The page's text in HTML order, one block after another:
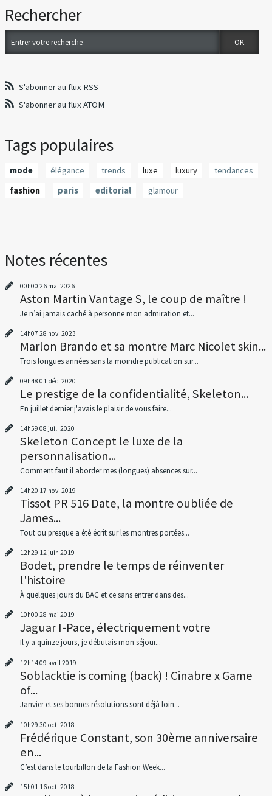
Rechercher
S'abonner au flux RSS
S'abonner au flux ATOM
Tags populaires
mode élégance trends luxe luxury
tendances
fashion
paris editorial glamour
Notes récentes
00h00 26 mai 2026
Aston Martin Vantage S, le coup de maître !
Je n’ai jamais caché à personne mon admiration et...
14h07 28 nov. 2023
Marlon Brando et sa montre Marc Nicolet skin...
Trois longues années sans la moindre publication sur...
09h48 01 déc. 2020
Le prestige de la confidentialité, Skeleton...
En juillet dernier j'avais le plaisir de vous faire...
14h59 08 juil. 2020
Skeleton Concept le luxe de la
personnalisation...
Comment faut il aborder mes (longues) absences sur...
14h20 17 nov. 2019
Tissot PR 516 Date, la montre oubliée de
James...
Tout ou presque a été écrit sur les montres portées...
12h29 12 juin 2019
Bodet, prendre le temps de réinventer
l'histoire
À quelques jours du BAC et ce sans entrer dans des...
10h00 28 mai 2019
Jaguar I-Pace, électriquement votre
Il y a quinze jours, je débutais mon séjour...
12h1409 avril 2019
Soblacktie is coming (back) ! Cinabre x Game
of...
Janvier et ses bonnes résolutions sont déjà loin...
10h29 30 oct. 2018
Frédérique Constant, son 30ème anniversaire
en...
C’est dans le tourbillon de la Fashion Week...
15h01 16oct. 2018